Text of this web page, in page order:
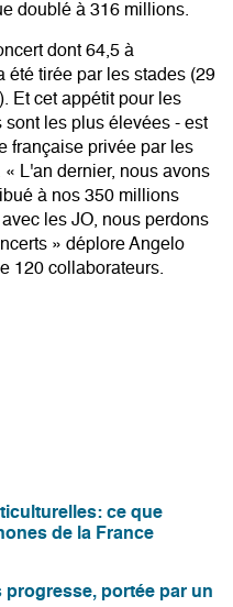
doublé à 316 millions.
dont 64,5 à
été tirée par les stades (29
Et cet appétit pour les
les plus élevées - est
française privée par les
L'an dernier, nous avons
à nos 350 millions
les JO, nous perdons
» déplore Angelo
120 collaborateurs.
ce que
de la France
progresse, portée par un